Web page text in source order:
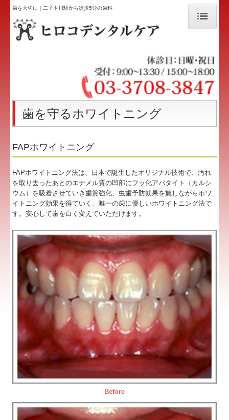
ホーム
歯を大切に
診査・診断
ホワイトニング
審美修復・矯正歯科
サイトマップ
お問い合わせ
歯を大切に｜二子玉川駅から徒歩5分の歯科
歯を守るホワイトニング
FAPホワイトニング
FAPホワイトニング法は、日本で誕生したオリジナル技術で、汚れ
を取り去ったあとのエナメル質の凹部にフッ化アパタイト（カルシ
ウム）を吸着させていき歯質強化、虫歯予防効果を施しながらホワ
イトニング効果を得ていく、唯一の歯に優しいホワイトニング法で
す。安心して歯を白く変えていただけます。
Before